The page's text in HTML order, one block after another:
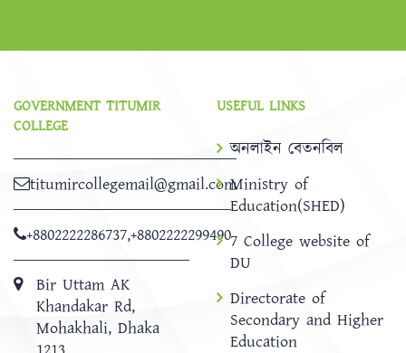
GOVERNMENT TITUMIR
COLLEGE
titumircollegemail@gmail.com
+8802222286737,+8802222299490
Bir Uttam AK
Khandakar Rd,
Mohakhali, Dhaka
USEFUL LINKS
অনলাইন বেতনবিল
Ministry of
Education(SHED)
7 College website of
DU
Directorate of
Secondary and Higher
Education